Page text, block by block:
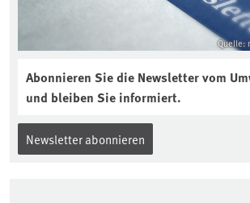
Quelle:
Abonnieren Sie die Newsletter vom
und bleiben Sie informiert.
Newsletter abonnieren